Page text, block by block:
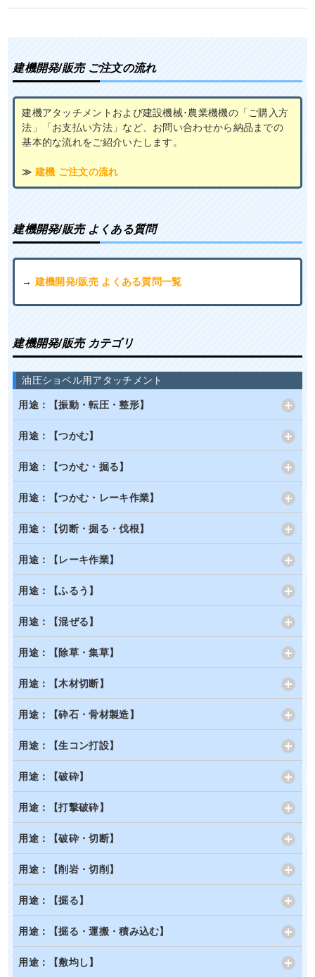
建機開発/販売 ご注文の流れ
建機アタッチメントおよび建設機械･農業機機の「ご購入方
法」「お支払い方法」など、お問い合わせから納品までの
基本的な流れをご紹介いたします。
≫ 建機 ご注文の流れ
建機開発/販売 よくある質問
→ 建機開発/販売 よくある質問一覧
建機開発/販売 カテゴリ
油圧ショベル用アタッチメント
用途：【振動・転圧・整形】
用途：【つかむ】
用途：【つかむ・掘る】
用途：【つかむ・レーキ作業】
用途：【切断・掘る・伐根】
用途：【レーキ作業】
用途：【ふるう】
用途：【混ぜる】
用途：【除草・集草】
用途：【木材切断】
用途：【砕石・骨材製造】
用途：【生コン打設】
用途：【破砕】
用途：【打撃破砕】
用途：【破砕・切断】
用途：【削岩・切削】
用途：【掘る】
用途：【掘る・運搬・積み込む】
用途：【敷均し】